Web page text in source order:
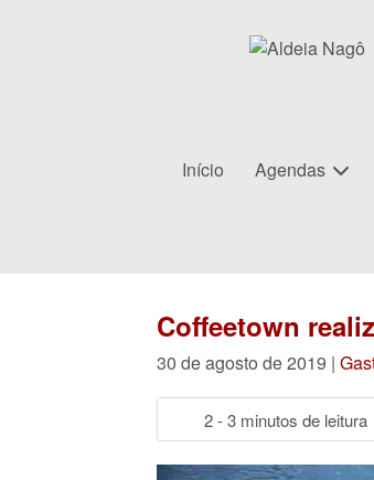
Início Agendas
Coffeetown
30 de agosto de 2019 |
2 - 3 minutos de leitura